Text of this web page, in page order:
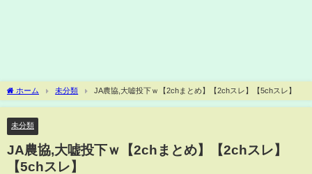
ホーム 未分類 JA農協,大嘘投下ｗ【2chまとめ】【2chスレ】【5chスレ】
未分類
JA農協,大嘘投下ｗ【2chまとめ】【2chスレ】
【5chスレ】